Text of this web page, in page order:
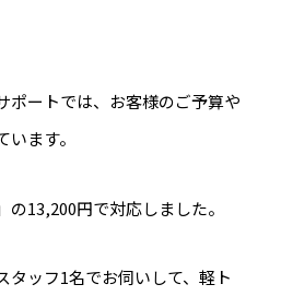
ポートでは、お客様のご予算や
ます。
13,200円で対応しました。
タッフ1名でお伺いして、軽ト